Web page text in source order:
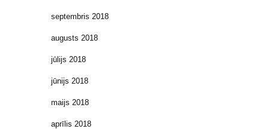
septembris 2018
augusts 2018
jūlijs 2018
jūnijs 2018
maijs 2018
aprīlis 2018